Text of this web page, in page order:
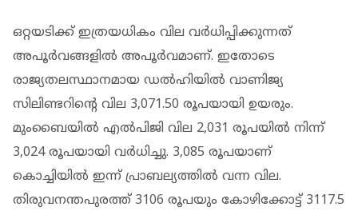
ഒറ്റയടിക്ക് ഇത്രയധികം വില വര്‍ധിപ്പിക്കുന്നത്
അപൂര്‍വങ്ങളില്‍ അപൂര്‍വമാണ്. ഇതോടെ
രാജ്യതലസ്ഥാനമായ ഡല്‍ഹിയില്‍ വാണിജ്യ
സിലിണ്ടറിന്റെ വില 3,071.50 രൂപയായി ഉയരും.
മുംബൈയില്‍ എല്‍പിജി വില 2,031 രൂപയില്‍ നിന്ന്
3,024 രൂപയായി വര്‍ധിച്ചു. 3,085 രൂപയാണ്
കൊച്ചിയിൽ ഇന്ന് പ്രാബല്യത്തില്‍ വന്ന വില.
തിരുവനന്തപുരത്ത് 3106 രൂപയും കോഴിക്കോട്ട് 3117.5